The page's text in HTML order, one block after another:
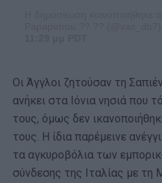
Οι Άγγλοι ζητούσαν τη
ανήκει στα Ιόνια νησιά που
τους, όμως δεν
τους. Η ίδια παρέμεινε
τα αγκυροβόλια των
σύνδεσης της Ιταλίας με τη